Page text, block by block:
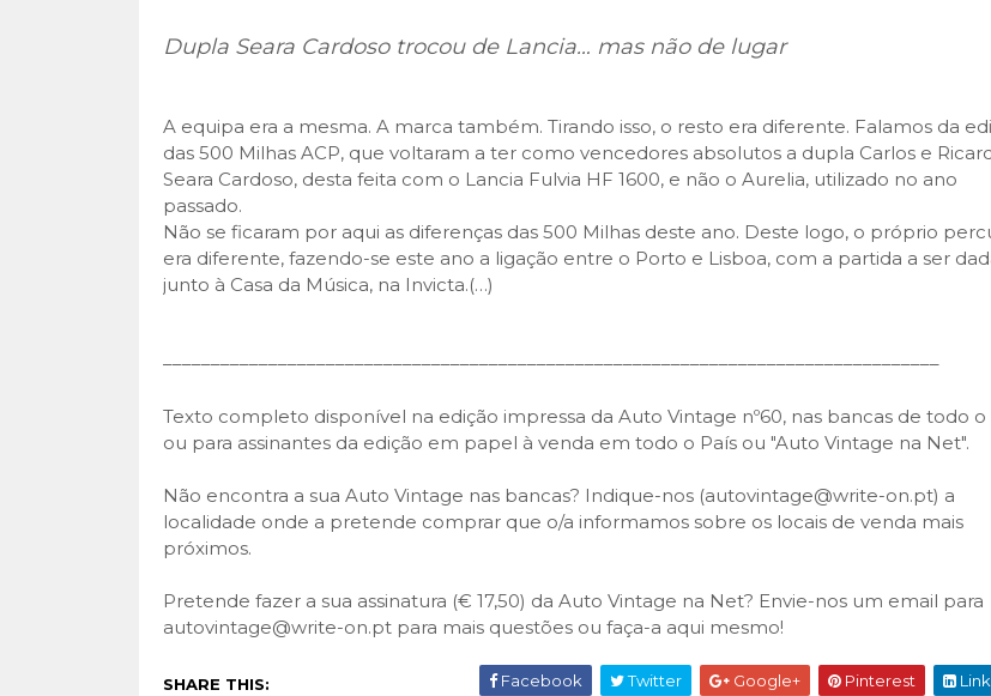
Dupla Seara Cardoso trocou de Lancia… mas não de lugar
A equipa era a mesma. A marca também. Tirando isso, o resto era diferente. Falamos da
das 500 Milhas ACP, que voltaram a ter como vencedores absolutos a dupla Carlos e
Seara Cardoso, desta feita com o Lancia Fulvia HF 1600, e não o Aurelia, utilizado no ano
passado.
Não se ficaram por aqui as diferenças das 500 Milhas deste ano. Deste logo, o próprio
era diferente, fazendo-se este ano a ligação entre o Porto e Lisboa, com a partida a ser
junto à Casa da Música, na Invicta.(…)
–––––––––––––––––––––––––––––––––––––––––––––––––––––––––––––––––––––––––––––––––
Texto completo disponível na edição impressa da Auto Vintage nº60, nas bancas de todo o
ou para assinantes da edição em papel à venda em todo o País ou "Auto Vintage na Net".
Não encontra a sua Auto Vintage nas bancas? Indique-nos (autovintage@write-on.pt) a
localidade onde a pretende comprar que o/a informamos sobre os locais de venda mais
próximos.
Pretende fazer a sua assinatura (€ 17,50) da Auto Vintage na Net? Envie-nos um email para
autovintage@write-on.pt para mais questões ou faça-a aqui mesmo!
SHARE THIS: Facebook Twitter Google+ Pinterest